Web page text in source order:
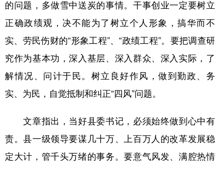
的问题，多做雪中送炭的事情。干事创业一定要树立
正确政绩观，决不能为了树立个人形象，搞华而不
实、劳民伤财的“形象工程”、“政绩工程”。要把调查研
究作为基本功，深入基层、深入群众、深入实际，了
解情况、问计于民。树立良好作风，做到勤政、务
实、为民，自觉抵制和纠正“四风”问题。
文章指出，当好县委书记，必须始终做到心中有
责。县一级领导要谋几十万、上百万人的改革发展稳
定大计，管千头万绪的事务。要意气风发、满腔热情